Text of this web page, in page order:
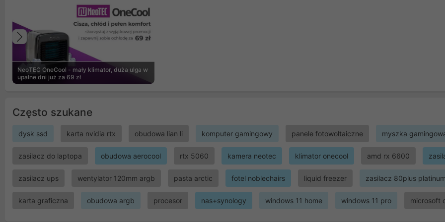
NeoTEC OneCool - mały klimator, duża ulga w
upalne dni już za 69 zł
Poprzedni
Często szukane
dysk ssd karta nvidia rtx obudowa lian li komputer gamingowy panele fotowoltaiczne myszka
zasilacz do laptopa obudowa aerocool rtx 5060 kamera neotec klimator onecool amd rx 6600
zasilacz ups wentylator 120mm argb pasta arctic fotel noblechairs liquid freezer zasilacz 80plus platinum
karta graficzna obudowa argb procesor nas+synology windows 11 home windows 11 pro microsoft